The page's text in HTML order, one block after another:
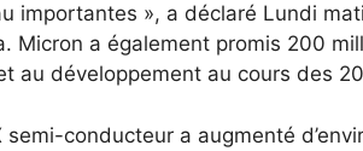
importantes », a déclaré Lundi
Micron a également promis 200
au développement au cours des
semi-conducteur a augmenté